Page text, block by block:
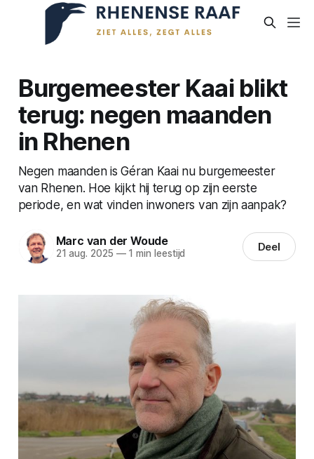
Burgemeester Kaai blikt
terug: negen maanden
in Rhenen
Negen maanden is Géran Kaai nu burgemeester
van Rhenen. Hoe kijkt hij terug op zijn eerste
periode, en wat vinden inwoners van zijn aanpak?
Marc van der Woude
21 aug. 2025 —1 min leestijd Deel